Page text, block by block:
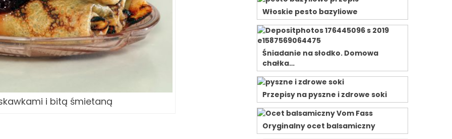
i bitą śmietaną
Włoskie pesto bazyliowe
Śniadanie na słodko. Domowa
chałka…
Przepisy na pyszne i zdrowe soki
Oryginalny ocet balsamiczny